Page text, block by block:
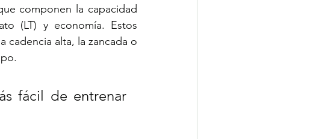
componen la capacidad
(LT) y economía. Estos
cadencia alta, la zancada o
fácil de entrenar